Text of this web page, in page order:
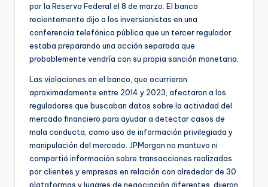
por la Reserva Federal el 8 de marzo. El banco
recientemente dijo a los inversionistas en una
conferencia telefónica pública que un tercer regulador
estaba preparando una acción separada que
probablemente vendría con su propia sanción monetaria.
Las violaciones en el banco, que ocurrieron
aproximadamente entre 2014 y 2023, afectaron a los
reguladores que buscaban datos sobre la actividad del
mercado financiero para ayudar a detectar casos de
mala conducta, como uso de información privilegiada y
manipulación del mercado. JPMorgan no mantuvo ni
compartió información sobre transacciones realizadas
por clientes y empresas en relación con alrededor de 30
plataformas y lugares de negociación diferentes, dijeron